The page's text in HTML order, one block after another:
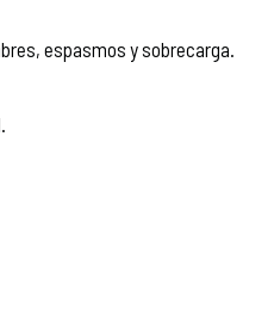
espasmos y sobrecarga.